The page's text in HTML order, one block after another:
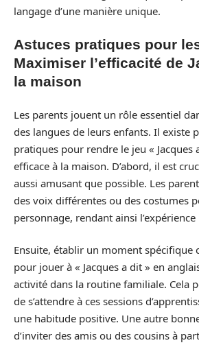
langage d’une manière unique.
Astuces pratiques pour
Maximiser l’efficacité de
la maison
Les parents jouent un rôle essentiel
des langues de leurs enfants. Il existe
pratiques pour rendre le jeu « Jacques
efficace à la maison. D’abord, il est
aussi amusant que possible. Les
des voix différentes ou des costumes
personnage, rendant ainsi
Ensuite, établir un moment spécifique
pour jouer à « Jacques a dit » en
activité dans la routine familiale. Cela
de s’attendre à ces sessions
une habitude positive. Une autre
d’inviter des amis ou des cousins à